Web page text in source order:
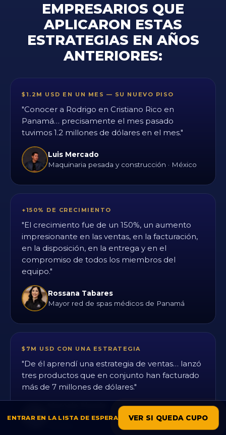
EMPRESARIOS QUE
APLICARON ESTAS
ESTRATEGIAS EN AÑOS
ANTERIORES:
$1.2M USD EN UN MES — SU NUEVO PISO
"Conocer a Rodrigo en Cristiano Rico en
Panamá… precisamente el mes pasado
tuvimos 1.2 millones de dólares en el mes."
Luis Mercado
Maquinaria pesada y construcción · México
+150% DE CRECIMIENTO
"El crecimiento fue de un 150%, un aumento
impresionante en las ventas, en la facturación,
en la disposición, en la entrega y en el
compromiso de todos los miembros del
equipo."
Rossana Tabares
Mayor red de spas médicos de Panamá
$7M USD CON UNA ESTRATEGIA
"De él aprendí una estrategia de ventas… lanzó
tres productos que en conjunto han facturado
más de 7 millones de dólares."
Una de las mayores agencias digitales de
ENTRAR EN LA LISTA DE ESPERA VER SI QUEDA CUPO